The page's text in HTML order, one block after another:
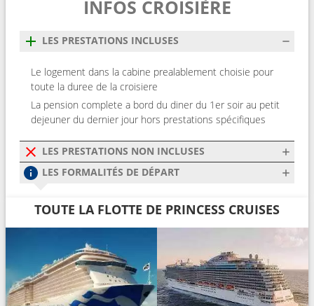
INFOS CROISIÈRE
LES PRESTATIONS INCLUSES
Le logement dans la cabine prealablement choisie pour
toute la duree de la croisiere
La pension complete a bord du diner du 1er soir au petit
dejeuner du dernier jour hors prestations spécifiques
LES PRESTATIONS NON INCLUSES
LES FORMALITÉS DE DÉPART
TOUTE LA FLOTTE DE PRINCESS CRUISES